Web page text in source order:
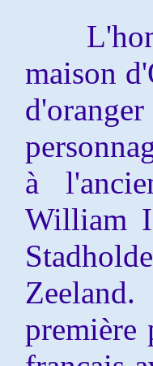
maison
à
William
première